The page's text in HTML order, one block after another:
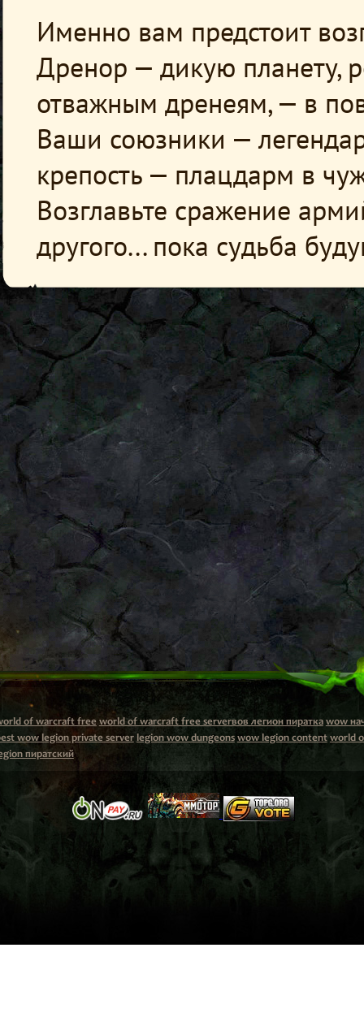
Именно вам предстоит
Дренор — дикую планету,
отважным дренеям, — в
Ваши союзники —
крепость — плацдарм в
Возглавьте сражение
другого... пока судьба
of warcraft free world of warcraft free serverвов легион пиратка wow
wow legion private server legion wow dungeons wow legion content world
пиратский